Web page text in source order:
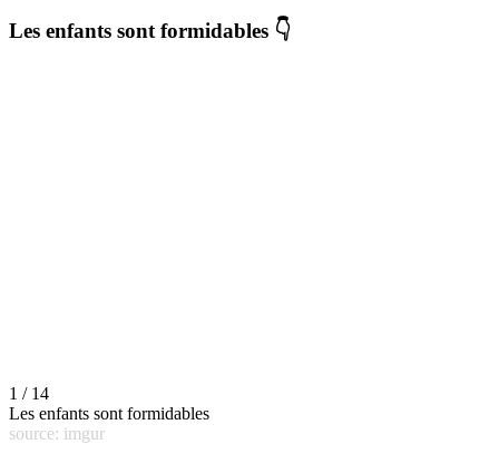
Les enfants sont formidables 👇
1 / 14
Les enfants sont formidables
source: imgur